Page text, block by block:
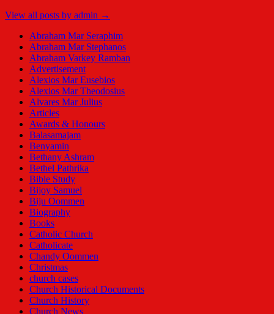
View all posts by admin →
Abraham Mar Seraphim
Abraham Mar Stephanos
Abraham Varkey Ramban
Advertisement
Alexios Mar Eusebios
Alexios Mar Theodosius
Alvares Mar Julius
Articles
Awards & Honours
Balasamajam
Benyamin
Bethany Ashram
Bethel Pathrika
Bible Study
Bijoy Samuel
Biju Oommen
Biography
Books
Catholic Church
Catholicate
Chandy Oommen
Christmas
church cases
Church Historical Documents
Church History
Church News